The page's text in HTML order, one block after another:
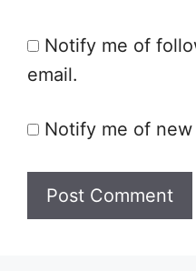
Notify me of
email.
Notify me of